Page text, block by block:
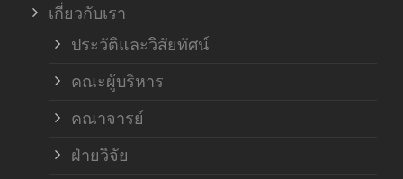
เกี่ยวกับเรา
ประวัติและวิสัยทัศน์
คณะผู้บริหาร
คณาจารย์
ฝ่ายวิจัย